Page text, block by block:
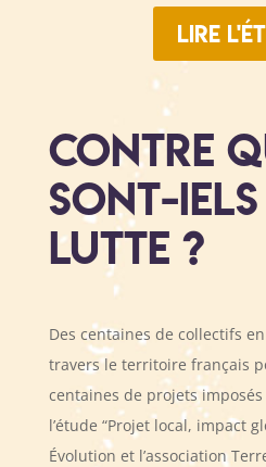
Lire
CONTRE
SONT-
lutte ?
Des centaines de collectifs
travers le territoire français
centaines de projets
l’étude “Projet local, impact
Évolution et l’association